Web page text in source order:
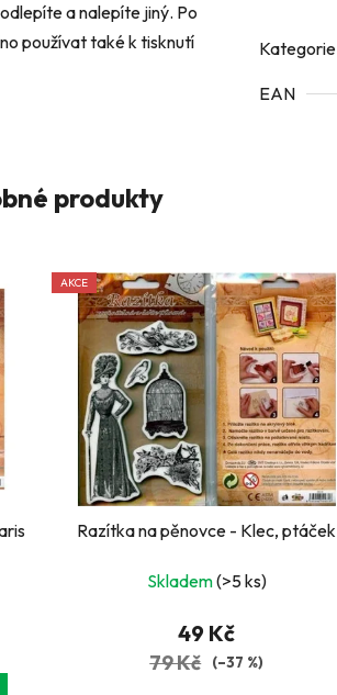
a nalepíte jiný. Po
používat také k tisknutí
Kategorie
EAN
produkty
AKCE
Razítka na pěnovce - Klec, ptáček
Skladem(>5 ks)
49 Kč
79 Kč (–37 %)